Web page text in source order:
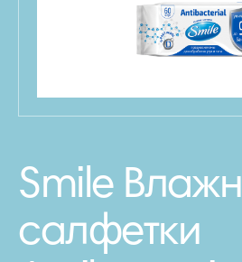
Smile
салфетки